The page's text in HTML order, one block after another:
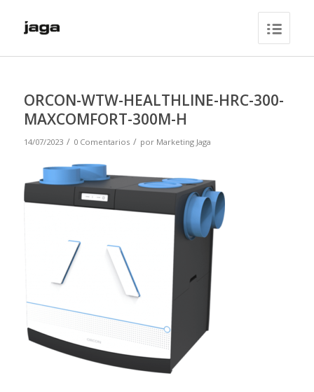
ORCON-WTW-HEALTHLINE-HRC-300-
MAXCOMFORT-300M-H
14/07/2023 / 0 Comentarios / por Marketing Jaga